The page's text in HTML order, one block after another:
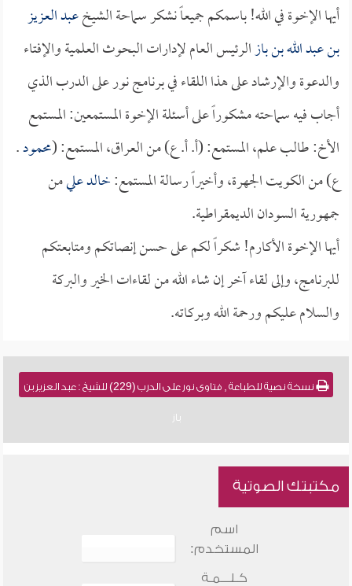
أيها الإخوة في الله! باسمكم جميعاً نشكر سماحة الشيخعبد العزيز
بن عبد الله بن بازالرئيس العام لإدارات البحوث العلمية والإفتاء
والدعوة والإرشاد على هذا اللقاء في برنامج نور على الدرب الذي
أجاب فيه سماحته مشكوراً على أسئلة الإخوة المستمعين: المستمع
الأخ: طالب علم، المستمع: (أ. أ. ع) من العراق، المستمع: (محمود.
ع) من الكويت الجهرة، وأخيراً رسالة المستمع:خالد عليمن
جمهورية السودان الديمقراطية.
أيها الإخوة الأكارم! شكراً لكم على حسن إنصاتكم ومتابعتكم
للبرنامج، وإلى لقاء آخر إن شاء الله من لقاءات الخير والبركة
والسلام عليكم ورحمة الله وبركاته.
نسخة نصية للطباعة , فتاوى نور على الدرب (229) للشيخ : عبد العزيز بن
باز
مكتبتك الصوتية
اسم
المستخدم:
كـلـــمـة